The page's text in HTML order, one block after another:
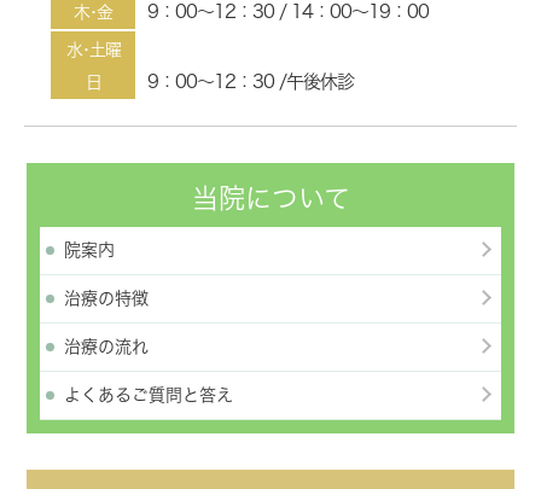
木･金
9：00～12：30 / 14：00～19：00
水･土曜
日
9：00～12：30 /午後休診
当院について
院案内
治療の特徴
治療の流れ
よくあるご質問と答え